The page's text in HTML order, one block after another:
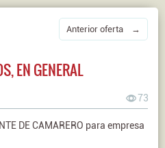
Anterior oferta →
EN GENERAL
73
DE CAMARERO para empresa